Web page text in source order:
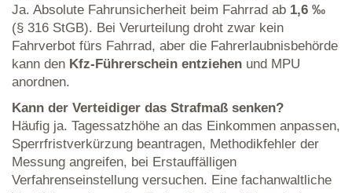
Ja. Absolute Fahrunsicherheit beim Fahrrad ab 1,6 ‰
(§ 316 StGB). Bei Verurteilung droht zwar kein
Fahrverbot fürs Fahrrad, aber die Fahrerlaubnisbehörde
kann den Kfz-Führerschein entziehen und MPU
anordnen.
Kann der Verteidiger das Strafmaß senken?
Häufig ja. Tagessatzhöhe an das Einkommen anpassen,
Sperrfristverkürzung beantragen, Methodikfehler der
Messung angreifen, bei Erstauffälligen
Verfahrenseinstellung versuchen. Eine fachanwaltliche